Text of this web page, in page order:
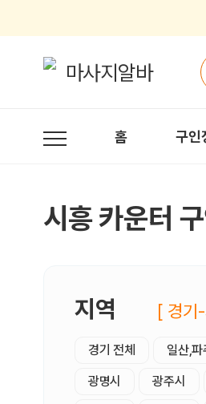
홈 구인
시흥 카운터
지역 [ 경기
경기 전체 일산,
광명시 광주시